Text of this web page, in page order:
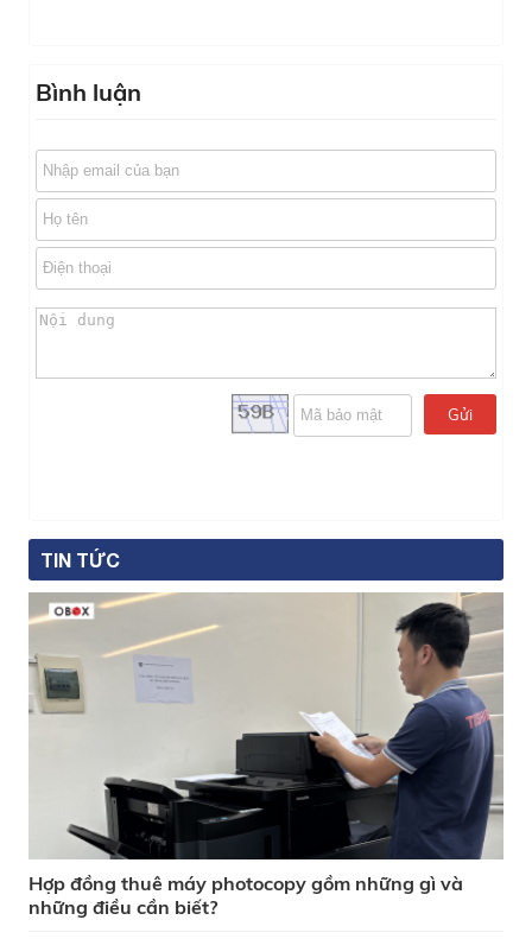
Bình luận
Gửi
TIN TỨC
Hợp đồng thuê máy photocopy gồm những gì và
những điều cần biết?